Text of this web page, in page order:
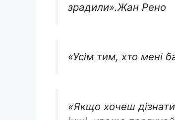
зрадили».Жан Рено
«Усім тим, хто мені
«Якщо хочеш